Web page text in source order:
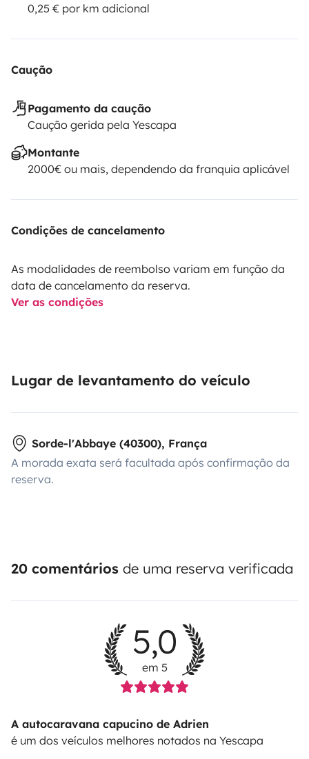
0,25 € por km adicional
Caução
Pagamento da caução
Caução gerida pela Yescapa
Montante
2000€ ou mais, dependendo da franquia aplicável
Condições de cancelamento
As modalidades de reembolso variam em função da
data de cancelamento da reserva.
Ver as condições
Lugar de levantamento do veículo
Sorde-l'Abbaye (40300), França
A morada exata será facultada após confirmação da
reserva.
20 comentários de uma reserva verificada
5,0
em 5
A autocaravana capucino de Adrien
é um dos veículos melhores notados na Yescapa